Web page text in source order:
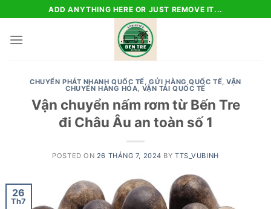
to
content
ADD ANYTHING HERE OR JUST REMOVE IT...
CHUYỂN PHÁT NHANH QUỐC TẾ,GỬI HÀNG QUỐC TẾ,VẬN
CHUYỂN HÀNG HÓA, VẬN TẢI QUỐC TẾ
Vận chuyển nấm rơm từ Bến Tre
đi Châu Âu an toàn số 1
POSTED ON 26 THÁNG 7, 2024 BYTTS_VUBINH
26
Th7